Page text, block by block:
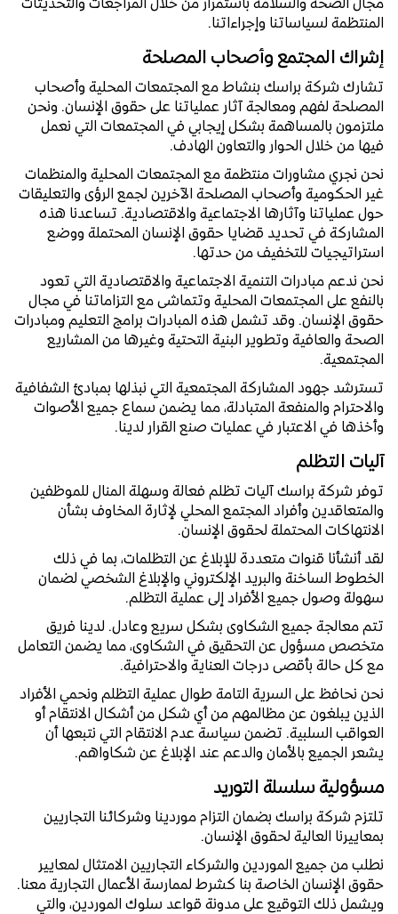
المنتظمة لسياساتنا وإجراءاتنا.
إشراك المجتمع وأصحاب المصلحة
تشارك شركة براسك بنشاط مع المجتمعات المحلية وأصحاب
المصلحة لفهم ومعالجة آثار عملياتنا على حقوق الإنسان. ونحن
ملتزمون بالمساهمة بشكل إيجابي في المجتمعات التي نعمل
فيها من خلال الحوار والتعاون الهادف.
نحن نجري مشاورات منتظمة مع المجتمعات المحلية والمنظمات
غير الحكومية وأصحاب المصلحة الآخرين لجمع الرؤى والتعليقات
حول عملياتنا وآثارها الاجتماعية والاقتصادية. تساعدنا هذه
المشاركة في تحديد قضايا حقوق الإنسان المحتملة ووضع
استراتيجيات للتخفيف من حدتها.
نحن ندعم مبادرات التنمية الاجتماعية والاقتصادية التي تعود
بالنفع على المجتمعات المحلية وتتماشى مع التزاماتنا في مجال
حقوق الإنسان. وقد تشمل هذه المبادرات برامج التعليم ومبادرات
الصحة والعافية وتطوير البنية التحتية وغيرها من المشاريع
المجتمعية.
تسترشد جهود المشاركة المجتمعية التي نبذلها بمبادئ الشفافية
والاحترام والمنفعة المتبادلة، مما يضمن سماع جميع الأصوات
وأخذها في الاعتبار في عمليات صنع القرار لدينا.
آليات التظلم
توفر شركة براسك آليات تظلم فعالة وسهلة المنال للموظفين
والمتعاقدين وأفراد المجتمع المحلي لإثارة المخاوف بشأن
الانتهاكات المحتملة لحقوق الإنسان.
لقد أنشأنا قنوات متعددة للإبلاغ عن التظلمات، بما في ذلك
الخطوط الساخنة والبريد الإلكتروني والإبلاغ الشخصي لضمان
سهولة وصول جميع الأفراد إلى عملية التظلم.
تتم معالجة جميع الشكاوى بشكل سريع وعادل. لدينا فريق
متخصص مسؤول عن التحقيق في الشكاوى، مما يضمن التعامل
مع كل حالة بأقصى درجات العناية والاحترافية.
نحن نحافظ على السرية التامة طوال عملية التظلم ونحمي الأفراد
الذين يبلغون عن مظالمهم من أي شكل من أشكال الانتقام أو
العواقب السلبية. تضمن سياسة عدم الانتقام التي نتبعها أن
يشعر الجميع بالأمان والدعم عند الإبلاغ عن شكاواهم.
مسؤولية سلسلة التوريد
تلتزم شركة براسك بضمان التزام موردينا وشركائنا التجاريين
بمعاييرنا العالية لحقوق الإنسان.
نطلب من جميع الموردين والشركاء التجاريين الامتثال لمعايير
حقوق الإنسان الخاصة بنا كشرط لممارسة الأعمال التجارية معنا.
ويشمل ذلك التوقيع على مدونة قواعد سلوك الموردين، والتي